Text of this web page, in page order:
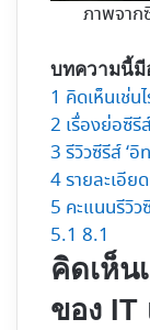
ภาพจาก
บทความนี้มี
1 คิดเห็นเช่น
2 เรื่องย่อซี
3 รีวิวซีรีส์ ‘
4รายละเอีย
5 คะแนนรีวิ
5.1 8.1
คิดเห็น
ของ IT